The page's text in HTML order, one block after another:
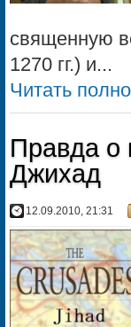
священную
1270 гг.) и...
Читать
Правда о
Джихад
12.09.2010, 21:31